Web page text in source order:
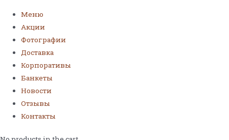
Меню
Акции
Фотографии
Доставка
Корпоративы
Банкеты
Новости
Отзывы
Контакты